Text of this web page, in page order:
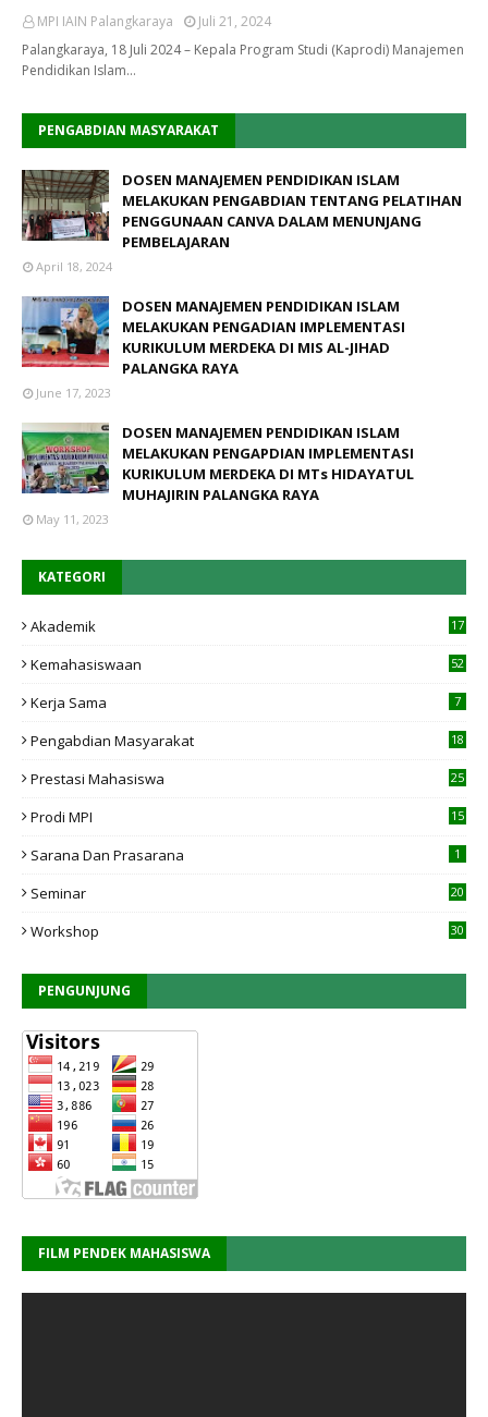
MPI IAIN Palangkaraya
Juli 21, 2024
Palangkaraya, 18 Juli 2024 – Kepala Program Studi (Kaprodi) Manajemen
Pendidikan Islam…
PENGABDIAN MASYARAKAT
DOSEN MANAJEMEN PENDIDIKAN ISLAM
MELAKUKAN PENGABDIAN TENTANG PELATIHAN
PENGGUNAAN CANVA DALAM MENUNJANG
PEMBELAJARAN
April 18, 2024
DOSEN MANAJEMEN PENDIDIKAN ISLAM
MELAKUKAN PENGADIAN IMPLEMENTASI
KURIKULUM MERDEKA DI MIS AL-JIHAD
PALANGKA RAYA
June 17, 2023
DOSEN MANAJEMEN PENDIDIKAN ISLAM
MELAKUKAN PENGAPDIAN IMPLEMENTASI
KURIKULUM MERDEKA DI MTs HIDAYATUL
MUHAJIRIN PALANGKA RAYA
May 11, 2023
KATEGORI
Akademik
17
Kemahasiswaan 52
Kerja Sama 7
Pengabdian Masyarakat 18
Prestasi Mahasiswa 25
Prodi MPI
15
Sarana Dan Prasarana 1
Seminar 20
Workshop 30
PENGUNJUNG
FILM PENDEK MAHASISWA